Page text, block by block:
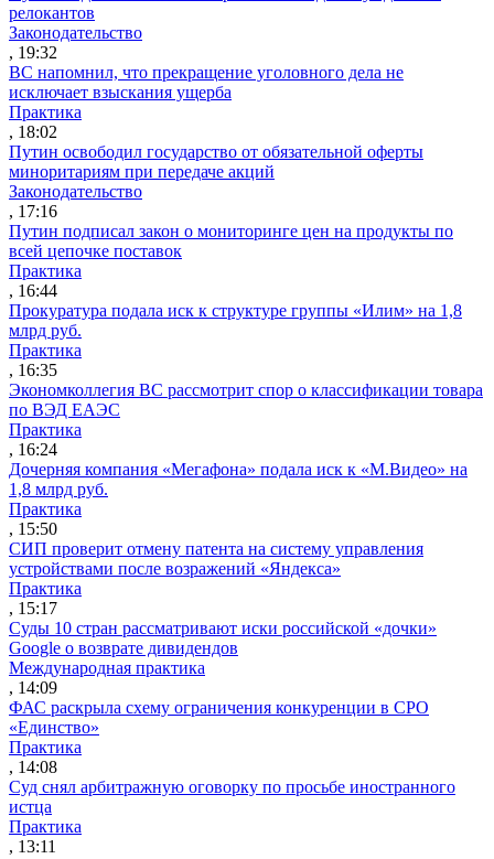
релокантов
Законодательство
, 19:32
ВС напомнил, что прекращение уголовного дела не
исключает взыскания ущерба
Практика
, 18:02
Путин освободил государство от обязательной оферты
миноритариям при передаче акций
Законодательство
, 17:16
Путин подписал закон о мониторинге цен на продукты по
всей цепочке поставок
Практика
, 16:44
Прокуратура подала иск к структуре группы «Илим» на 1,8
млрд руб.
Практика
, 16:35
Экономколлегия ВС рассмотрит спор о классификации товара
по ВЭД ЕАЭС
Практика
, 16:24
Дочерняя компания «Мегафона» подала иск к «М.Видео» на
1,8 млрд руб.
Практика
, 15:50
СИП проверит отмену патента на систему управления
устройствами после возражений «Яндекса»
Практика
, 15:17
Суды 10 стран рассматривают иски российской «дочки»
Google о возврате дивидендов
Международная практика
, 14:09
ФАС раскрыла схему ограничения конкуренции в СРО
«Единство»
Практика
, 14:08
Суд снял арбитражную оговорку по просьбе иностранного
истца
Практика
, 13:11